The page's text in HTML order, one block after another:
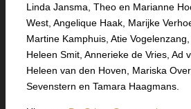
Linda Jansma, Theo en Marianne
West, Angelique Haak, Marijke
Martine Kamphuis, Atie
Heleen Smit, Annerieke de Vries, Ad
Heleen van den Hoven, Mariska
Sevenstern en Tamara Haagmans.